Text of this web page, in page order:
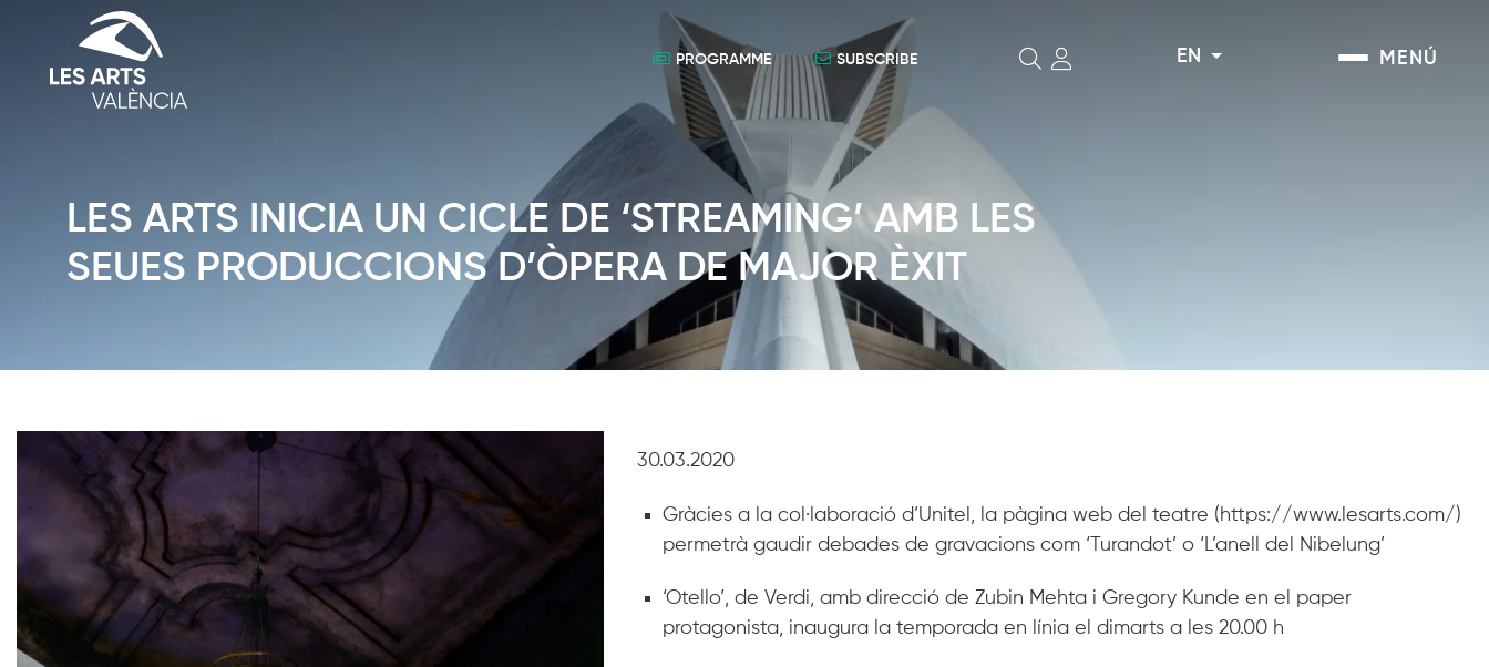
MENÚ
EN
SUBSCRIBE
PROGRAMME
LES ARTS INICIA UN CICLE DE ‘STREAMING’ AMB LES
SEUES PRODUCCIONS D’ÒPERA DE MAJOR ÈXIT
30.03.2020
Gràcies a la col · laboració d’Unitel, la pàgina web del teatre (https://www.lesarts.com/)
permetrà gaudir debades de gravacions com ‘Turandot’ o ‘L’anell del Nibelung’
‘Otello’, de Verdi, amb direcció de Zubin Mehta i Gregory Kunde en el paper
protagonista, inaugura la temporada en línia el dimarts a les 20.00 h